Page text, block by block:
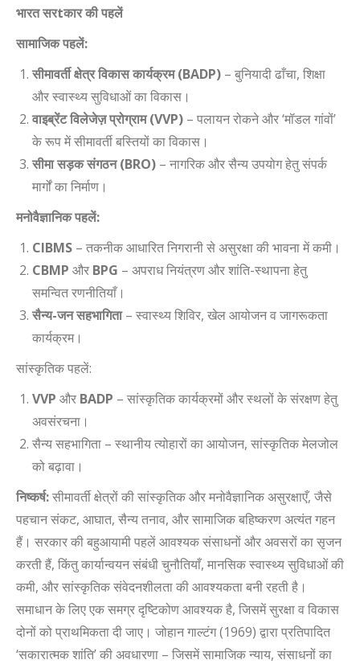
भारत सरtकार की पहलें
सामाजिक पहलें:
सीमावर्ती क्षेत्र विकास कार्यक्रम (BADP) – बुनियादी ढाँचा, शिक्षा
और स्वास्थ्य सुविधाओं का विकास।
वाइब्रेंट विलेजेज़ प्रोग्राम (VVP) – पलायन रोकने और ‘मॉडल गांवों’
के रूप में सीमावर्ती बस्तियों का विकास।
सीमा सड़क संगठन (BRO) – नागरिक और सैन्य उपयोग हेतु संपर्क
मार्गों का निर्माण।
मनोवैज्ञानिक पहलें:
CIBMS – तकनीक आधारित निगरानी से असुरक्षा की भावना में कमी।
CBMP और BPG – अपराध नियंत्रण और शांति-स्थापना हेतु
समन्वित रणनीतियाँ।
सैन्य-जन सहभागिता– स्वास्थ्य शिविर, खेल आयोजन व जागरूकता
कार्यक्रम।
सांस्कृतिक पहलें:
VVP और BADP – सांस्कृतिक कार्यक्रमों और स्थलों के संरक्षण हेतु
अवसंरचना।
सैन्य सहभागिता – स्थानीय त्योहारों का आयोजन, सांस्कृतिक मेलजोल
को बढ़ावा।
निष्कर्ष:सीमावर्ती क्षेत्रों की सांस्कृतिक और मनोवैज्ञानिक असुरक्षाएँ, जैसे
पहचान संकट, आघात, सैन्य तनाव, और सामाजिक बहिष्करण अत्यंत गहन
हैं। सरकार की बहुआयामी पहलें आवश्यक संसाधनों और अवसरों का सृजन
करती हैं, किंतु कार्यान्वयन संबंधी चुनौतियाँ, मानसिक स्वास्थ्य सुविधाओं की
कमी, और सांस्कृतिक संवेदनशीलता की आवश्यकता बनी रहती है।
समाधान के लिए एक समग्र दृष्टिकोण आवश्यक है, जिसमें सुरक्षा व विकास
दोनों को प्राथमिकता दी जाए। जोहान गाल्टंग (1969) द्वारा प्रतिपादित
‘सकारात्मक शांति’ की अवधारणा – जिसमें सामाजिक न्याय, संसाधनों का